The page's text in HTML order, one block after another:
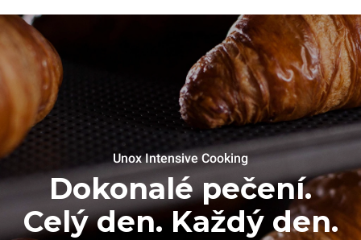
Unox Intensive Cooking
Dokonalé pečení.
Celý den. Každý den.